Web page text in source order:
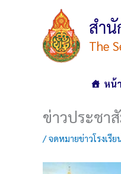
สำ
The
หน้
ข่าวประชา
/จดหมายข่าวโรงเรีย